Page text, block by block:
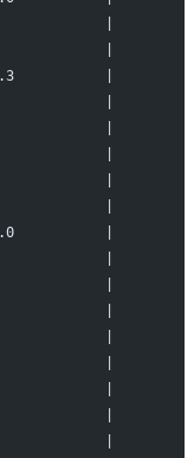
|
|
|
|
|
|
|
|
|
|
|
|                   |
|
|
|                   |
|
|